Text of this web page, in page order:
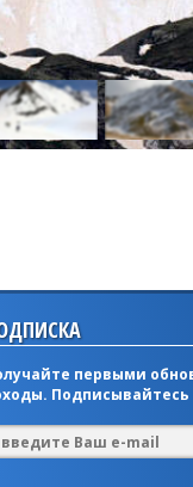
первыми
Подписывайтесь